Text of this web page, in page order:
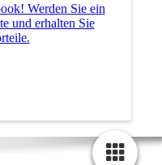
Werden Sie ein
und erhalten Sie